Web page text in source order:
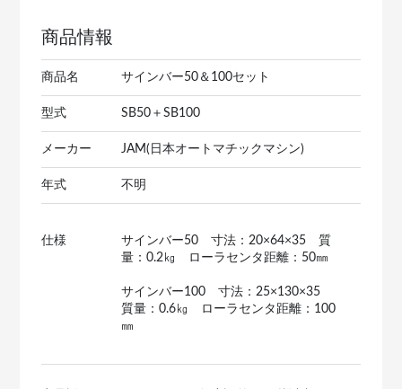
商品情報
商品名 サインバー50＆100セット
型式 SB50＋SB100
メーカー JAM(日本オートマチックマシン)
年式 不明
仕様
サインバー50 寸法：20×64×35 質
量：0.2㎏ ローラセンタ距離：50㎜
サインバー100 寸法：25×130×35
質量：0.6㎏ ローラセンタ距離：100
㎜